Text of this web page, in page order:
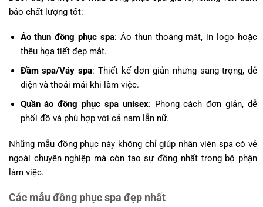
bảo chất lượng tốt:
Áo thun đồng phục spa: Áo thun thoáng mát, in logo hoặc
thêu họa tiết đẹp mắt.
Đầm spa/Váy spa: Thiết kế đơn giản nhưng sang trọng, dễ
diện và thoải mái khi làm việc.
Quần áo đồng phục spa unisex: Phong cách đơn giản, dễ
phối đồ và phù hợp với cả nam lẫn nữ.
Những mẫu đồng phục này không chỉ giúp nhân viên spa có vẻ
ngoài chuyên nghiệp mà còn tạo sự đồng nhất trong bộ phận
làm việc.
Các mẫu đồng phục spa đẹp nhất